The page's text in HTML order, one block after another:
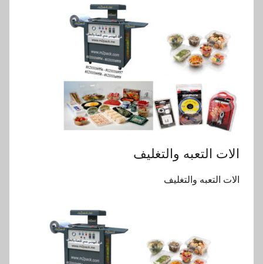
الات التعبه والتغليف
الات التعبه والتغليف